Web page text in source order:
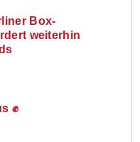
Box-
weiterhin
✊